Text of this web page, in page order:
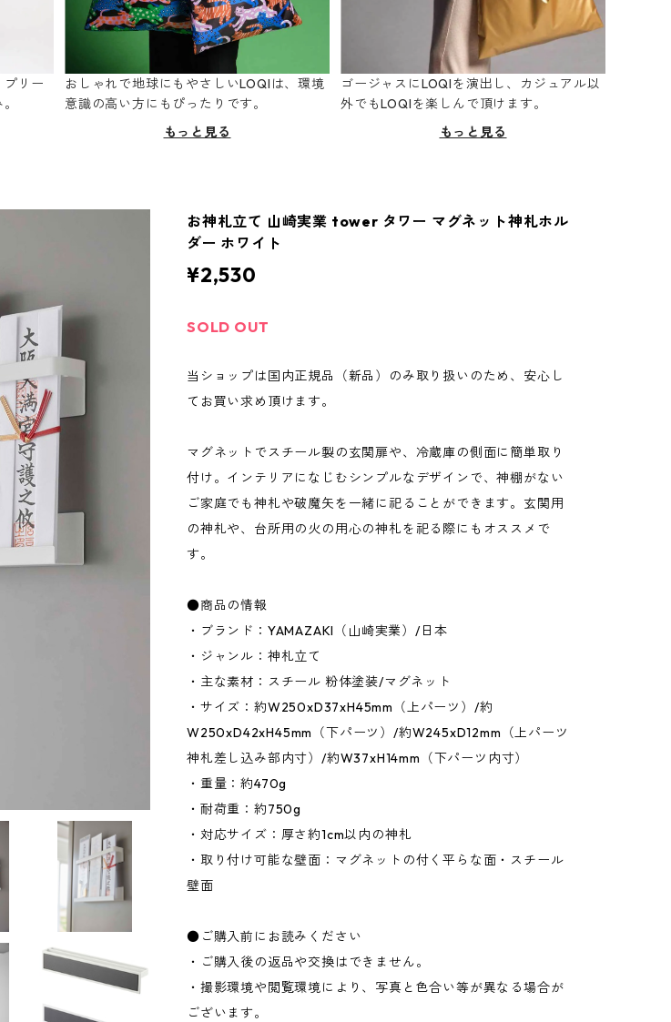
リー
おしゃれで地球にもやさしいLOQIは、環境
意識の高い方にもぴったりです。
もっと見る
ゴージャスにLOQIを演出し、カジュアル以
外でもLOQIを楽しんで頂けます。
もっと見る
お神札立て 山崎実業 tower タワー マグネット神札ホル
ダー ホワイト
¥2,530
SOLD OUT
当ショップは国内正規品（新品）のみ取り扱いのため、安心し
てお買い求め頂けます。
マグネットでスチール製の玄関扉や、冷蔵庫の側面に簡単取り
付け。インテリアになじむシンプルなデザインで、神棚がない
ご家庭でも神札や破魔矢を一緒に祀ることができます。玄関用
の神札や、台所用の火の用心の神札を祀る際にもオススメで
す。
●商品の情報
・ブランド：YAMAZAKI（山崎実業）/日本
・ジャンル：神札立て
・主な素材：スチール 粉体塗装/マグネット
・サイズ：約W250xD37xH45mm（上パーツ）/約
W250xD42xH45mm（下パーツ）/約W245xD12mm（上パーツ
神札差し込み部内寸）/約W37xH14mm（下パーツ内寸）
・重量：約470g
・耐荷重：約750g
・対応サイズ：厚さ約1cm以内の神札
・取り付け可能な壁面：マグネットの付く平らな面・スチール
壁面
●ご購入前にお読みください
・ご購入後の返品や交換はできません。
・撮影環境や閲覧環境により、写真と色合い等が異なる場合が
ございます。